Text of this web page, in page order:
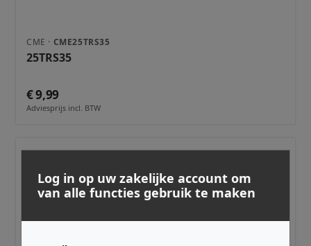
CME · CME25TRS35
25TRS35
€ 9,99
Adviesprijs incl. BTW
Log in op uw zakelijke account om
van alle functies gebruik te maken